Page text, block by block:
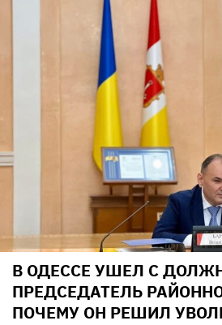
В ОДЕССЕ УШЕЛ С
ПРЕДСЕДАТЕЛЬ
ПОЧЕМУ ОН РЕШИЛ